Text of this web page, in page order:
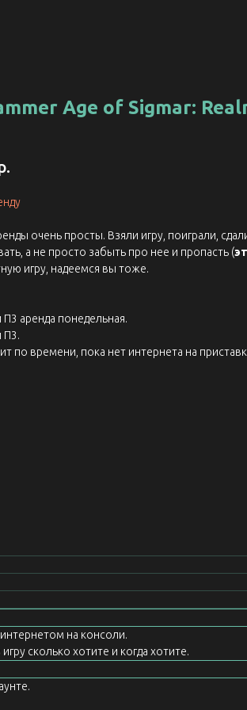
Age of Sigmar:
очень просты. Взяли игру, поиграли,
а не просто забыть про нее и пропасть (
игру, надеемся вы тоже.
аренда понедельная.
П3.
по времени, пока нет интернета на
на консоли.
сколько хотите и когда хотите.